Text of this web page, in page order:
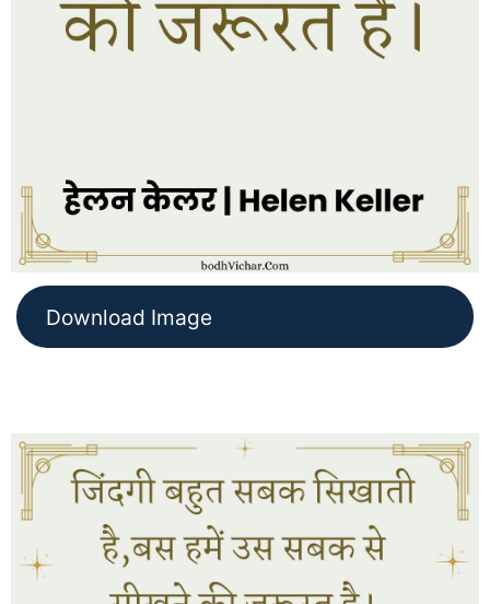
Download Image